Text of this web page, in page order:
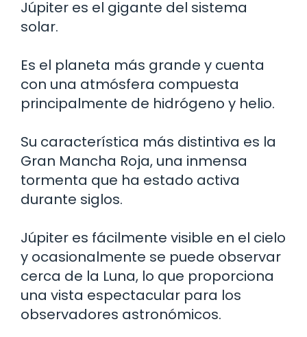
Júpiter es el gigante del sistema
solar.
Es el planeta más grande y cuenta
con una atmósfera compuesta
principalmente de hidrógeno y helio.
Su característica más distintiva es la
Gran Mancha Roja, una inmensa
tormenta que ha estado activa
durante siglos.
Júpiter es fácilmente visible en el cielo
y ocasionalmente se puede observar
cerca de la Luna, lo que proporciona
una vista espectacular para los
observadores astronómicos.